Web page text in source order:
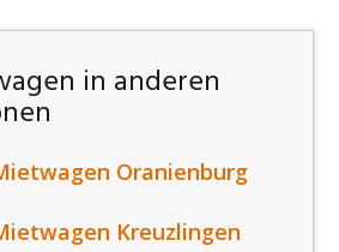
in anderen
Oranienburg
Kreuzlingen